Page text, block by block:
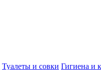
Туалеты и совки Гигиена и